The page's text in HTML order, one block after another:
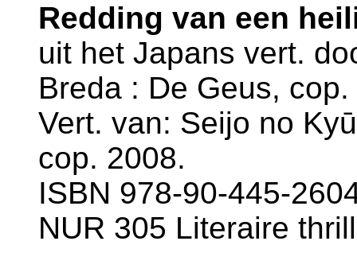
Redding van een
uit het Japans vert.
Breda : De Geus,
Vert. van: Seijo no
cop. 2008.
ISBN 978-90-445-
NUR 305 Literaire